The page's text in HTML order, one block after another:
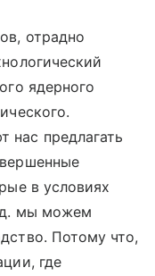
отрадно
ядерного
нас предлагать
в условиях
мы можем
Потому что,
где